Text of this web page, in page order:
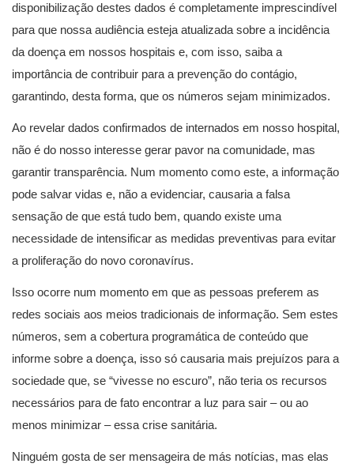
disponibilização destes dados é completamente imprescindível
para que nossa audiência esteja atualizada sobre a incidência
da doença em nossos hospitais e, com isso, saiba a
importância de contribuir para a prevenção do contágio,
garantindo, desta forma, que os números sejam minimizados.
Ao revelar dados confirmados de internados em nosso hospital,
não é do nosso interesse gerar pavor na comunidade, mas
garantir transparência. Num momento como este, a informação
pode salvar vidas e, não a evidenciar, causaria a falsa
sensação de que está tudo bem, quando existe uma
necessidade de intensificar as medidas preventivas para evitar
a proliferação do novo coronavírus.
Isso ocorre num momento em que as pessoas preferem as
redes sociais aos meios tradicionais de informação. Sem estes
números, sem a cobertura programática de conteúdo que
informe sobre a doença, isso só causaria mais prejuízos para a
sociedade que, se “vivesse no escuro”, não teria os recursos
necessários para de fato encontrar a luz para sair – ou ao
menos minimizar – essa crise sanitária.
Ninguém gosta de ser mensageira de más notícias, mas elas